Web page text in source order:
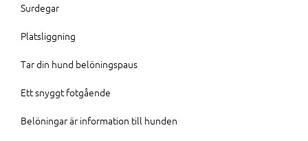
Surdegar
Platsliggning
Tar din hund belöningspaus
Ett snyggt fotgående
Belöningar är information till hunden